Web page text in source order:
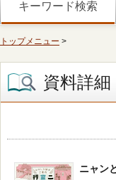
キーワード検索
トップメニュー >
資料詳細
ニャン